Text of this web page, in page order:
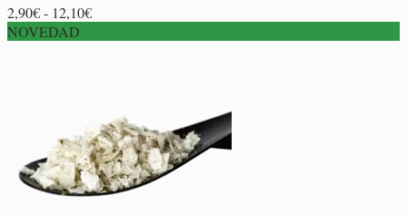
2,90€- 12,10€Rango
12,10€
NOVEDAD